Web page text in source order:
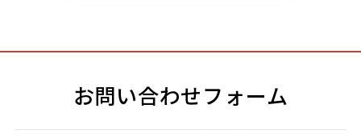
お問い合わせフォーム